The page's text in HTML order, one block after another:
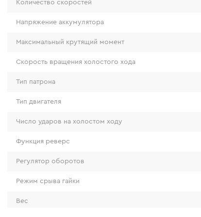
Особенности крепления
Количество скоростей
Напряжение аккумулятора
Максимальный крутящий момент
Скорость вращения холостого хода
Тип патрона
Тип двигателя
Число ударов на холостом ходу
Функция реверс
Регулятор оборотов
Режим срыва гайки
Вес